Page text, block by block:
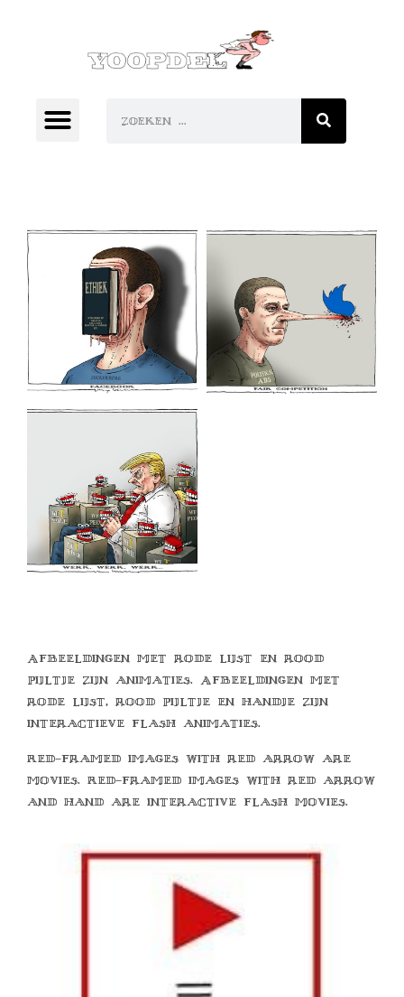
Afbeeldingen met rode lijst en rood
pijltje zijn animaties. Afbeeldingen met
rode lijst, rood pijltje en handje zijn
interactieve flash animaties.
Red-framed images with red arrow are
movies. Red-framed images with red arrow
and hand are interactive flash movies.